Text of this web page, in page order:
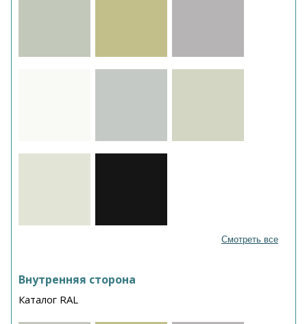
Смотреть все
Внутренняя сторона
Каталог RAL